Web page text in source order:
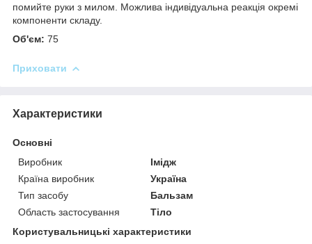
помийте руки з милом. Можлива індивідуальна реакція окремі
компоненти складу.
Об'єм: 75
Приховати
Характеристики
Основні
Виробник
Імідж
Країна виробник
Україна
Тип засобу
Бальзам
Область застосування
Тіло
Користувальницькі характеристики